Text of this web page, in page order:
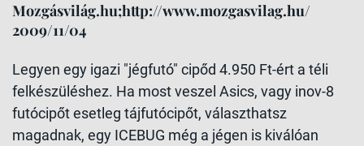
Mozgásvilág.hu;http://www.mozgasvilag.hu/
2009/11/04
Legyen egy igazi "jégfutó" cipőd 4.950 Ft-ért a téli
felkészüléshez. Ha most veszel Asics, vagy inov-8
futócipőt esetleg tájfutócipőt, választhatsz
magadnak, egy ICEBUG még a jégen is kiválóan